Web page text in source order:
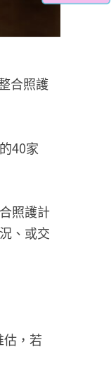
合照護
40家
照護計
、或交
，若